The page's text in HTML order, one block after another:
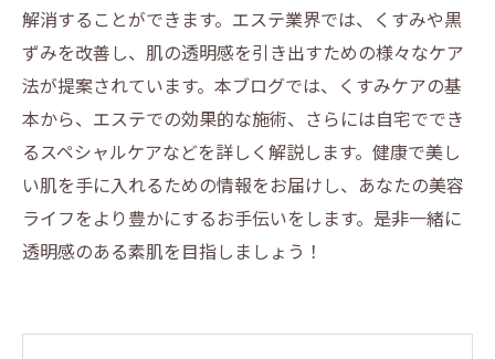
解消することができます。エステ業界では、くすみや黒
ずみを改善し、肌の透明感を引き出すための様々なケア
法が提案されています。本ブログでは、くすみケアの基
本から、エステでの効果的な施術、さらには自宅ででき
るスペシャルケアなどを詳しく解説します。健康で美し
い肌を手に入れるための情報をお届けし、あなたの美容
ライフをより豊かにするお手伝いをします。是非一緒に
透明感のある素肌を目指しましょう！